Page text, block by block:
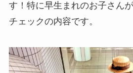
す！特に早生まれのお子さん
チェックの内容です。